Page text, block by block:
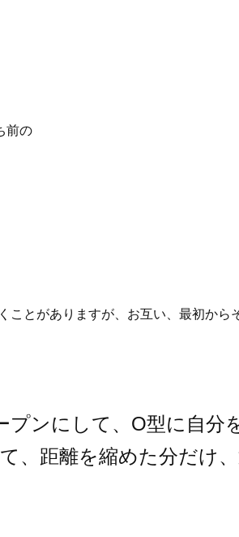
前の
ことがありますが、お互い、最初から
プンにして、O型に自分
、距離を縮めた分だけ